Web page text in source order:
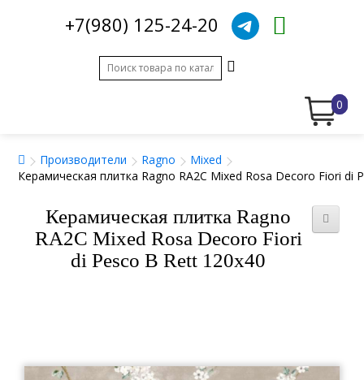
+7(980) 125-24-20
0
Производители Ragno
Mixed
Керамическая плитка Ragno RA2C Mixed Rosa Decoro Fiori di
Керамическая плитка Ragno
RA2C Mixed Rosa Decoro Fiori
di Pesco B Rett 120x40